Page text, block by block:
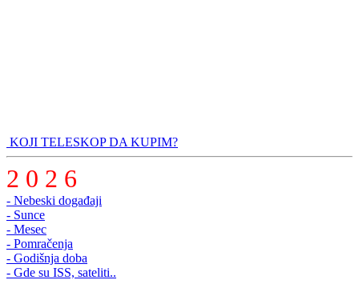
KOJI TELESKOP DA KUPIM?
2 0 2 6
- Nebeski događaji
- Sunce
- Mesec
- Pomračenja
- Godišnja doba
- Gde su ISS, sateliti..